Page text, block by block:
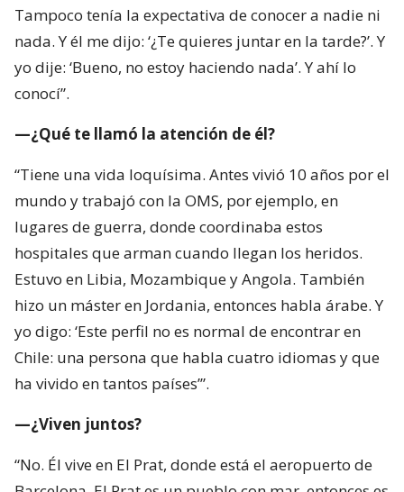
Tampoco tenía la expectativa de conocer a nadie ni
nada. Y él me dijo: ‘¿Te quieres juntar en la tarde?’. Y
yo dije: ‘Bueno, no estoy haciendo nada’. Y ahí lo
conocí”.
—¿Qué te llamó la atención de él?
“Tiene una vida loquísima. Antes vivió 10 años por el
mundo y trabajó con la OMS, por ejemplo, en
lugares de guerra, donde coordinaba estos
hospitales que arman cuando llegan los heridos.
Estuvo en Libia, Mozambique y Angola. También
hizo un máster en Jordania, entonces habla árabe. Y
yo digo: ‘Este perfil no es normal de encontrar en
Chile: una persona que habla cuatro idiomas y que
ha vivido en tantos países’”.
—¿Viven juntos?
“No. Él vive en El Prat, donde está el aeropuerto de